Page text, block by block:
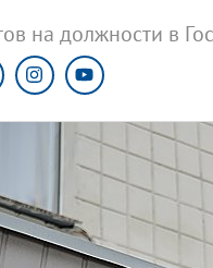
на должности в